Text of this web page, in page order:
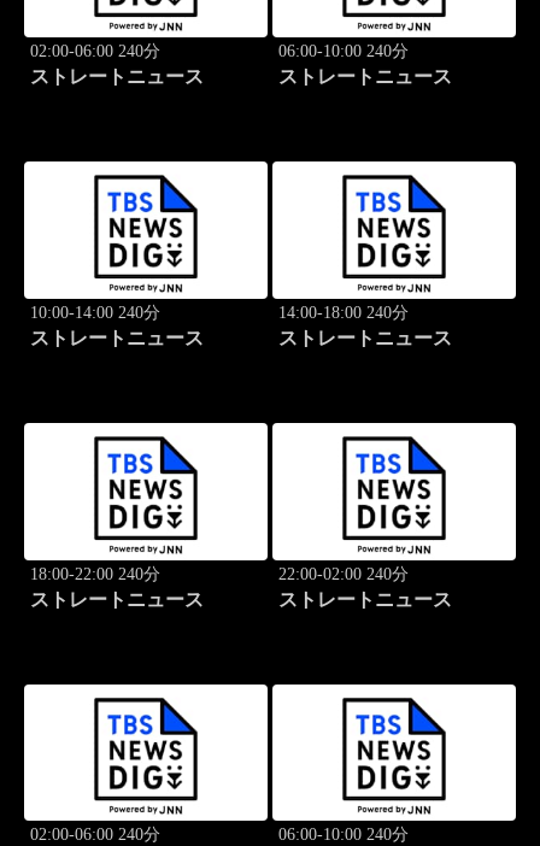
02:00-06:00 240分
ストレートニュース
06:00-10:00 240分
ストレートニュース
10:00-14:00 240分
ストレートニュース
14:00-18:00 240分
ストレートニュース
18:00-22:00 240分
ストレートニュース
22:00-02:00 240分
ストレートニュース
02:00-06:00 240分 06:00-10:00 240分